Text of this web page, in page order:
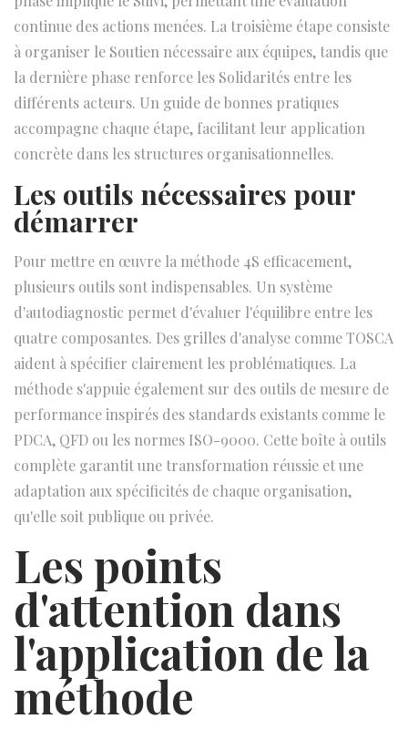
continue des actions menées. La troisième étape consiste
à organiser le Soutien nécessaire aux équipes, tandis que
la dernière phase renforce les Solidarités entre les
différents acteurs. Un guide de bonnes pratiques
accompagne chaque étape, facilitant leur application
concrète dans les structures organisationnelles.
Les outils nécessaires pour
démarrer
Pour mettre en œuvre la méthode 4S efficacement,
plusieurs outils sont indispensables. Un système
d'autodiagnostic permet d'évaluer l'équilibre entre les
quatre composantes. Des grilles d'analyse comme TOSCA
aident à spécifier clairement les problématiques. La
méthode s'appuie également sur des outils de mesure de
performance inspirés des standards existants comme le
PDCA, QFD ou les normes ISO-9000. Cette boîte à outils
complète garantit une transformation réussie et une
adaptation aux spécificités de chaque organisation,
qu'elle soit publique ou privée.
Les points
d'attention dans
l'application de la
méthode